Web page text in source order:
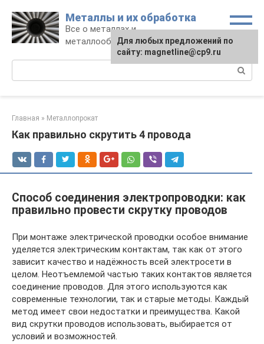
контенту
Металлы и их обработка
Все о металлах и
металлообработке
Главная » Металлопрокат
Как правильно скрутить 4 провода
Способ соединения электропроводки: как
правильно провести скрутку проводов
При монтаже электрической проводки особое внимание
уделяется электрическим контактам, так как от этого
зависит качество и надёжность всей электросети в
целом. Неотъемлемой частью таких контактов является
соединение проводов. Для этого используются как
современные технологии, так и старые методы. Каждый
метод имеет свои недостатки и преимущества. Какой
вид скрутки проводов использовать, выбирается от
условий и возможностей.
Для любых предложений по
сайту: magnetline@cp9.ru